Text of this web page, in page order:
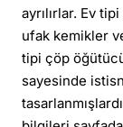
ayrılırlar. Ev
ufak kemikler
tipi çöp
sayesinde